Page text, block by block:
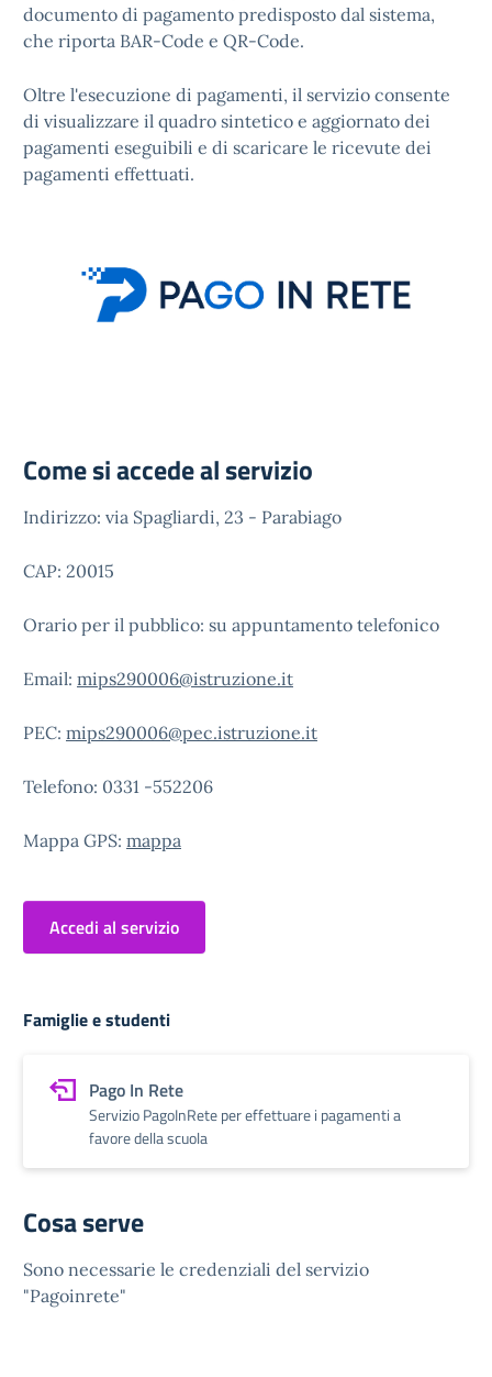
documento di pagamento predisposto dal sistema,
che riporta BAR-Code e QR-Code.
Oltre l'esecuzione di pagamenti, il servizio consente
di visualizzare il quadro sintetico e aggiornato dei
pagamenti eseguibili e di scaricare le ricevute dei
pagamenti effettuati.
Come si accede al servizio
Indirizzo: via Spagliardi, 23 - Parabiago
CAP: 20015
Orario per il pubblico: su appuntamento telefonico
Email: mips290006@istruzione.it
PEC: mips290006@pec.istruzione.it
Telefono: 0331 -552206
Mappa GPS: mappa
Accedi al servizio
Famiglie e studenti
Pago In Rete
Servizio PagoInRete per effettuare i pagamenti a
favore della scuola
Cosa serve
Sono necessarie le credenziali del servizio
"Pagoinrete"